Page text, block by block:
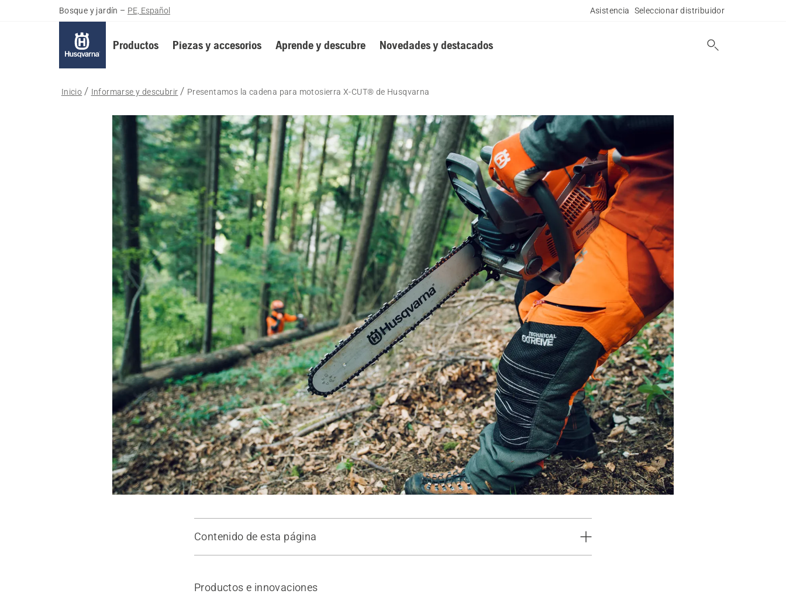
Bosque y jardín – PE, Español Asistencia Seleccionar distribuidor
Productos Piezas y accesorios Aprende y descubre Novedades y destacados
Inicio Informarse y descubrir Presentamos la cadena para motosierra X-CUT® de Husqvarna
Contenido de esta página
Más información sobre la cadena X-CUT®
Productos e innovaciones